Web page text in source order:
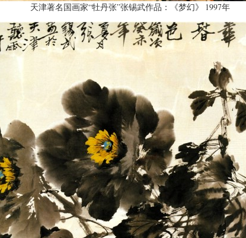
天津著名国画家“牡丹张”张锡武作品：《梦幻》 1997年